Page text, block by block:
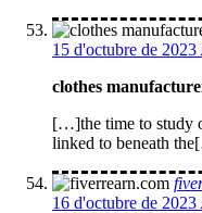
15 d'octubre de
clothes
[…]the time to study
linked to beneath
16 d'octubre de